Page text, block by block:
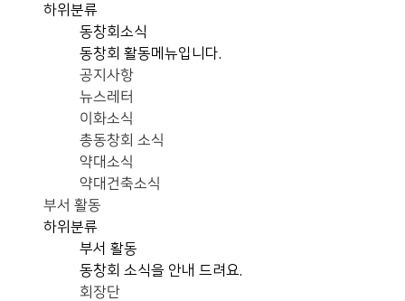
하위분류
동창회소식
동창회 활동메뉴입니다.
공지사항
뉴스레터
이화소식
총동창회 소식
약대소식
약대건축소식
부서 활동
하위분류
부서 활동
동창회 소식을 안내 드려요.
회장단